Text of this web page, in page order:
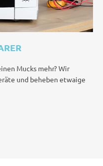
Mucks mehr? Wir
und beheben etwaige